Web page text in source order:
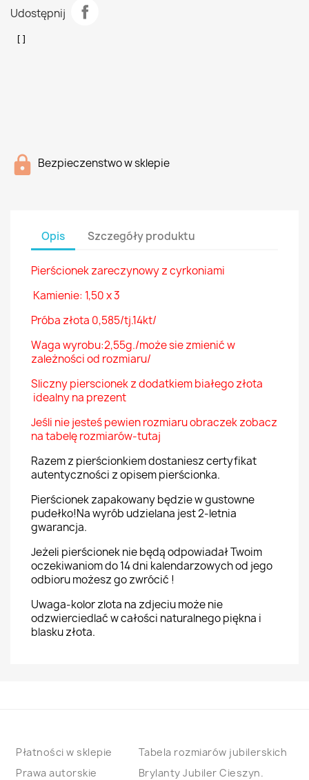
Udostępnij
Bezpieczenstwo w sklepie
Opis Szczegóły produktu
Pierścionek zareczynowy z cyrkoniami
Kamienie: 1,50 x 3
Próba złota 0,585/tj.14kt/
Waga wyrobu:2,55g./może sie zmienić w
zależności od rozmiaru/
Sliczny pierscionek z dodatkiem białego złota
idealny na prezent
Jeśli nie jesteś pewien rozmiaru obraczek zobacz
na tabelę rozmiarów-tutaj
Razem z pierścionkiem dostaniesz certyfikat
autentyczności z opisem pierścionka.
Pierścionek zapakowany będzie w gustowne
pudełko!Na wyrób udzielana jest 2-letnia
gwarancja.
Jeżeli pierścionek nie będą odpowiadał Twoim
oczekiwaniom do 14 dni kalendarzowych od jego
odbioru możesz go zwrócić !
Uwaga-kolor zlota na zdjeciu może nie
odzwierciedlać w całości naturalnego piękna i
blasku złota.
Płatności w sklepie
Prawa autorskie
Tabela rozmiarów jubilerskich
Brylanty Jubiler Cieszyn.